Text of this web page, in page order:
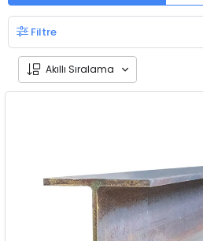
Filtre
Akıllı Sıralama